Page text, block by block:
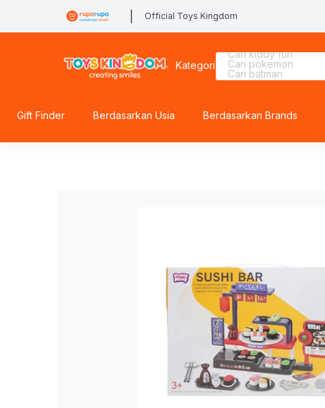
Official Toys Kingdom
Kategori
Cari barbie
Cari kiddy fun
Cari pokemon
Cari batman
Cari rolife sanrio
Cari rolife
Cari hot wheels
Cari marvel legends
Gift Finder Berdasarkan Usia Berdasarkan Brands